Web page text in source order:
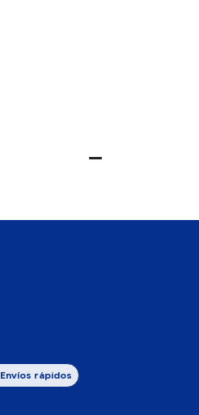
Envíos rápidos